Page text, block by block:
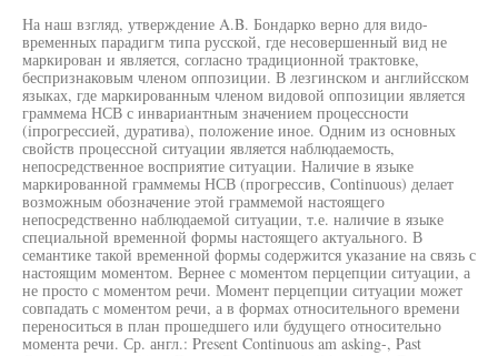
На наш взгляд, утверждение A.B. Бондарко верно для видо-
временных парадигм типа русской, где несовершенный вид не
маркирован и является, согласно традиционной трактовке,
беспризнаковым членом оппозиции. В лезгинском и английсском
языках, где маркированным членом видовой оппозиции является
граммема НСВ с инвариантным значением процессности
(iпрогрессией, дуратива), положение иное. Одним из основных
свойств процессной ситуации является наблюдаемость,
непосредственное восприятие ситуации. Наличие в языке
маркированной граммемы НСВ (прогрессив, Continuous) делает
возможным обозначение этой граммемой настоящего
непосредственно наблюдаемой ситуации, т.е. наличие в языке
специальной временной формы настоящего актуального. В
семантике такой временной формы содержится указание на связь с
настоящим моментом. Вернее с моментом перцепции ситуации, а
не просто с моментом речи. Момент перцепции ситуации может
совпадать с моментом речи, а в формах относительного времени
переноситься в план прошедшего или будущего относительно
момента речи. Ср. англ.: Present Continuous am asking-, Past